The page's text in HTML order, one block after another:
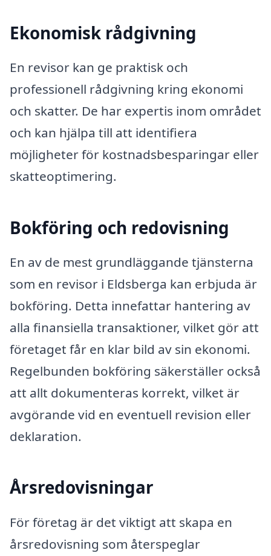
Ekonomisk rådgivning
En revisor kan ge praktisk och
professionell rådgivning kring ekonomi
och skatter. De har expertis inom området
och kan hjälpa till att identifiera
möjligheter för kostnadsbesparingar eller
skatteoptimering.
Bokföring och redovisning
En av de mest grundläggande tjänsterna
som en revisor i Eldsberga kan erbjuda är
bokföring. Detta innefattar hantering av
alla finansiella transaktioner, vilket gör att
företaget får en klar bild av sin ekonomi.
Regelbunden bokföring säkerställer också
att allt dokumenteras korrekt, vilket är
avgörande vid en eventuell revision eller
deklaration.
Årsredovisningar
För företag är det viktigt att skapa en
årsredovisning som återspeglar